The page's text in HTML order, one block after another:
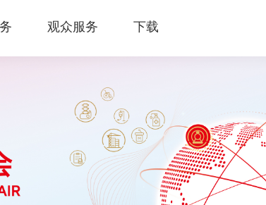
观众服务
下载